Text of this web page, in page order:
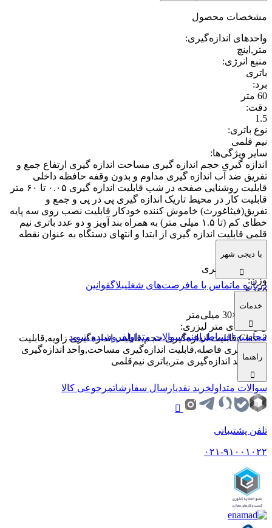
مشخصات محصول
واحدهای اندازه‌گیری:
متر,اینچ
منبع انرژی:
باتری
برد:
60 متر
دقت:
1.5
نوع باتری:
نیم قلمی
سایر ویژگی‌ها:
اندازه گیری حجم اندازه گیری مساحت اندازه گیری ارتفاع جمع و
تفریق ضد آب اندازه گیری مداوم و بدون وقفه حافظه داخلی
قابلیت روشنایی صفحه در شب قابلیت اندازه گیری ۰.۰۵ تا ۶۰ متر
قابلیت کار در محیط تاریک اندازه گیری پی در پی و جمع و
تفریق(فیثاغورث) خاموش کننده خودکار قابلیت نصب روی سه پایه
خطای کم (تا ۱.۵ میلی متر) به همراه بند آویز و دو عدد باتری نیم
قلمی قابلیت اندازه گیری از ابتدا و انتهای دستگاه به عنوان نقطه
اقلام همراه:
کیف حمل کمری
وزن:
150 گرم
ابعاد :
ویژگی‌های متر لیزری:
Class 2,قابلیت اندازه‌گیری حجم,قابلیت اندازه‌گیری زاویه,قابلیت
اندازه‌گیری فاصله,قابلیت اندازه‌گیری مساحت,واحد اندازه‌گیری
اینچ,واحد اندازه‌گیری متر,باتری نیم‌قلمی
با دیجی شهر
درباره ماتماس با مافرصت‌های شغلیبلاگقوانین
خدمات
محاسبه اقساطراهنماسوالات متداولفروشنده شوید
راهنما
سوالات متداولخرید نقدیارسال سفارشاتمرجوعی کالا
تلفن پشتیبانی
۰۲۱-۹۱۰۰۱۰۲۲